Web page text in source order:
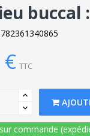
buccal
TTC
commande